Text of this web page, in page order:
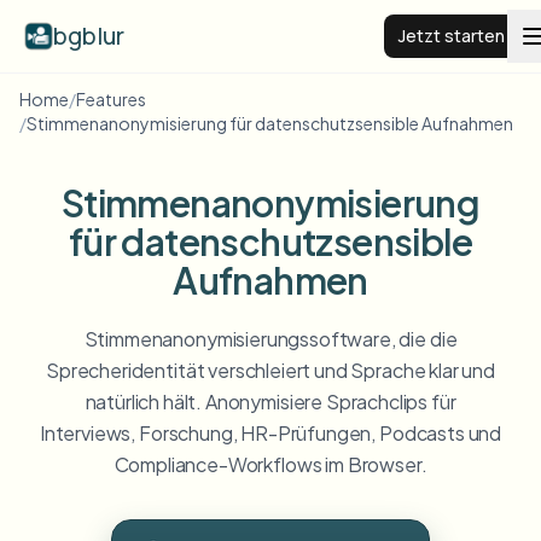
bgblur Jetzt starten
BG weichzeichnen
Preise
Alle Beispiele anzeigen
Die gesamte Beispielbibliothek durchsuchen
Gesicht weichzeichnen
Kennzeichen weichzeichnen
Funktionen
View all features
Browse every blur tool in one place
Unternehmen
Schulen & Bildung
Home/Features
/Stimmenanonymisierung für datenschutzsensible Aufnahmen
Stimmenanonymisierung
für datenschutzsensible
Aufnahmen
Stimmenanonymisierungssoftware, die die
Sprecheridentität verschleiert und Sprache klar und
natürlich hält. Anonymisiere Sprachclips für
Interviews, Forschung, HR-Prüfungen, Podcasts und
Compliance-Workflows im Browser.